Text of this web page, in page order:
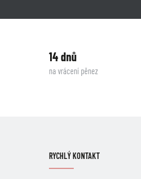
14 dnů
na vrácení pěnez
RYCHLÝ KONTAKT